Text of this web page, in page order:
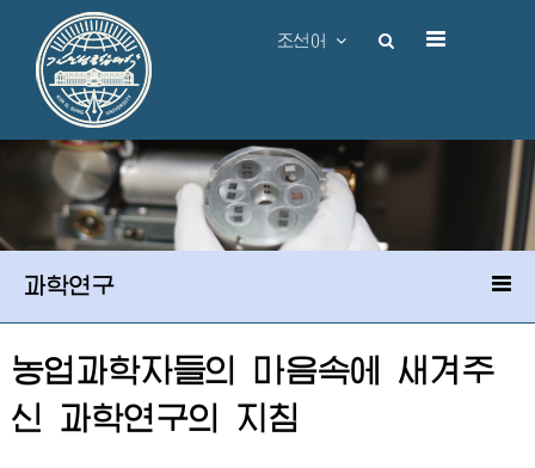
조선어
과학연구
농업과학자들의 마음속에 새겨주
신 과학연구의 지침